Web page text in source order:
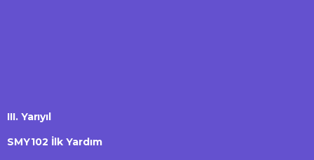
III. Yarıyıl
SMY102 İlk Yardım